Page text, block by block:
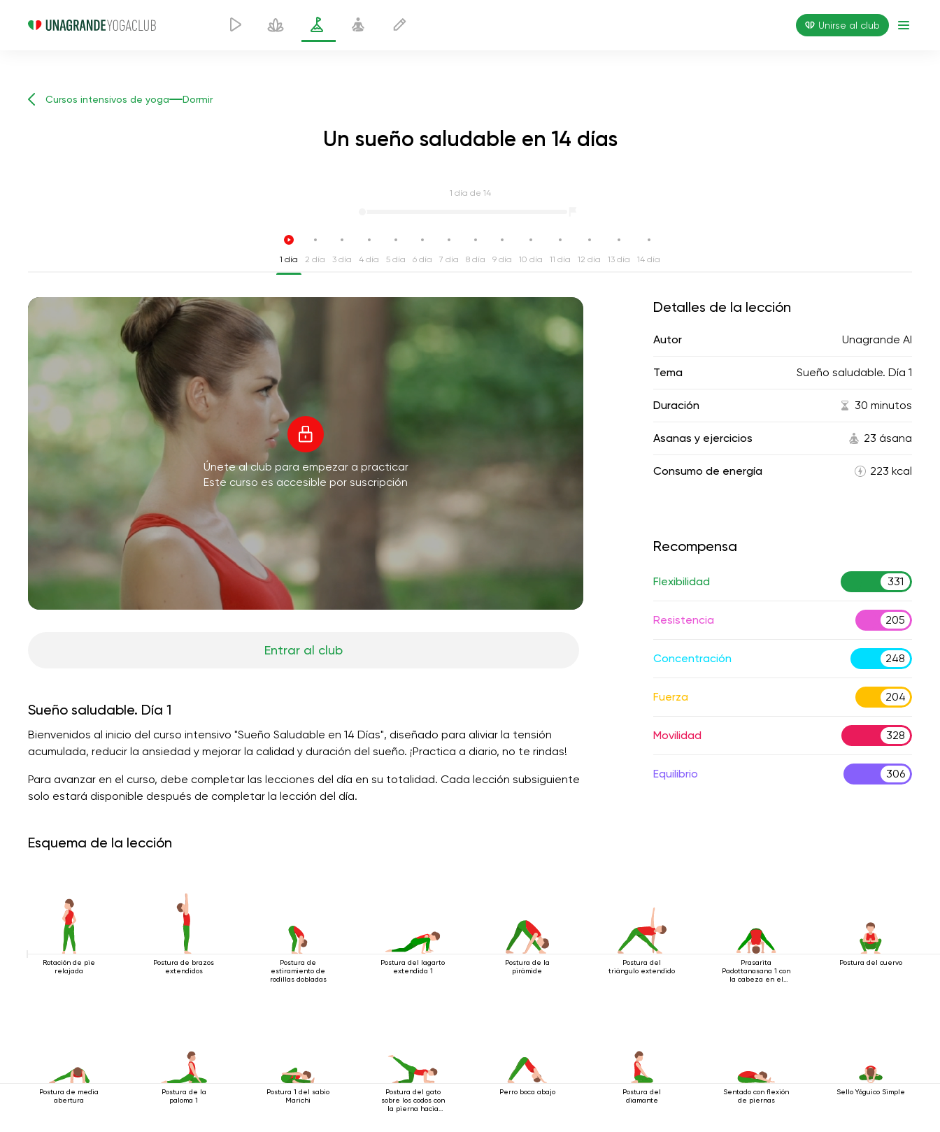
Unirse al club
Cursos intensivos de yoga Dormir
Un sueño saludable en 14 días
1 día de 14
1 día 2 día 3 día 4 día 5 día 6 día 7 día 8 día 9 día 10 día 11 día 12 día 13 día 14 día
Músicalluvia de verano
silencio de montaña
bosque de primavera
Únete al club para empezar a practicar
Este curso es accesible por suscripción
Entrar al club
Sueño saludable. Día 1
Bienvenidos al inicio del curso intensivo "Sueño Saludable en 14 Días", diseñado para aliviar la tensión
acumulada, reducir la ansiedad y mejorar la calidad y duración del sueño. ¡Practica a diario, no te rindas!
Para avanzar en el curso, debe completar las lecciones del día en su totalidad. Cada lección subsiguiente
solo estará disponible después de completar la lección del día.
Detalles de la lección
Autor Unagrande AI
Tema Sueño saludable. Día 1
Duración 30 minutos
Asanas y ejercicios 23 ásana
Consumo de energía 223 kcal
Recompensa
Flexibilidad 331
Resistencia 205
Concentración 248
Fuerza 204
Movilidad 328
Equilibrio 306
Esquema de la lección
Rotación de pie
relajada
Postura de brazos
extendidos
Postura de
estiramiento de
rodillas dobladas
Postura del lagarto
extendida 1
Postura de la
pirámide
Postura del
triángulo extendido
Prasarita
Padottanasana 1 con
la cabeza en el
Postura del cuervo
Postura de media
abertura
Postura de la
paloma 1
Postura 1 del sabio
Marichi
Postura del gato
sobre los codos con
la pierna hacia
Perro boca abajo
Postura del
diamante
Sentado con flexión
de piernas
Sello Yóguico Simple